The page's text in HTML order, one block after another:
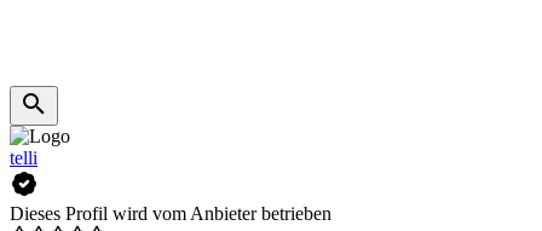
telli
Dieses Profil wird vom Anbieter betrieben